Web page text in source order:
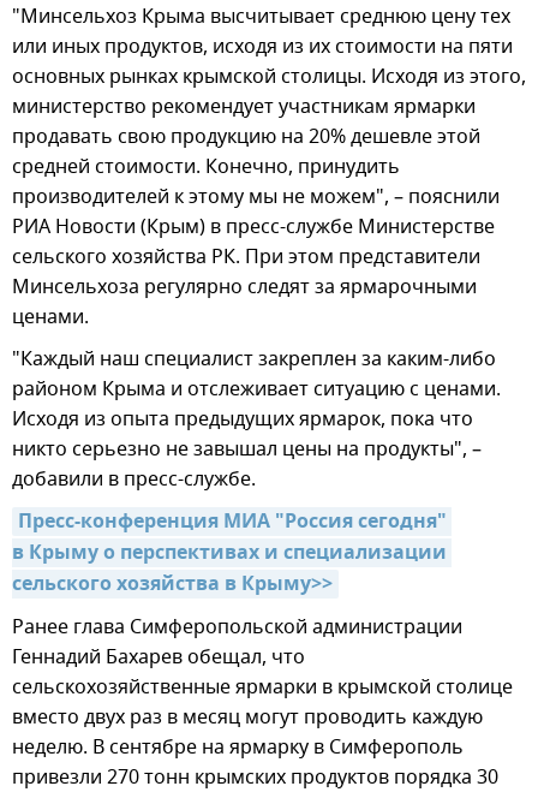
"Минсельхоз Крыма высчитывает среднюю цену тех
или иных продуктов, исходя из их стоимости на пяти
основных рынках крымской столицы. Исходя из этого,
министерство рекомендует участникам ярмарки
продавать свою продукцию на 20% дешевле этой
средней стоимости. Конечно, принудить
производителей к этому мы не можем", – пояснили
РИА Новости (Крым) в пресс-службе Министерстве
сельского хозяйства РК. При этом представители
Минсельхоза регулярно следят за ярмарочными
ценами.
"Каждый наш специалист закреплен за каким-либо
районом Крыма и отслеживает ситуацию с ценами.
Исходя из опыта предыдущих ярмарок, пока что
никто серьезно не завышал цены на продукты", –
добавили в пресс-службе.
Пресс-конференция МИА "Россия сегодня"
в Крыму о перспективах и специализации
сельского хозяйства в Крыму>>
Ранее глава Симферопольской администрации
Геннадий Бахарев обещал, что
сельскохозяйственные ярмарки в крымской столице
вместо двух раз в месяц могут проводить каждую
неделю. В сентябре на ярмарку в Симферополь
привезли 270 тонн крымских продуктов порядка 30